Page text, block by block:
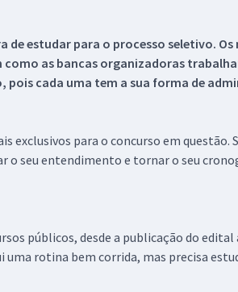
de estudar para o processo seletivo.
as bancas organizadoras
cada uma tem a sua forma de
exclusivos para o concurso em
o seu entendimento e tornar o seu
públicos, desde a publicação do
rotina bem corrida, mas precisa